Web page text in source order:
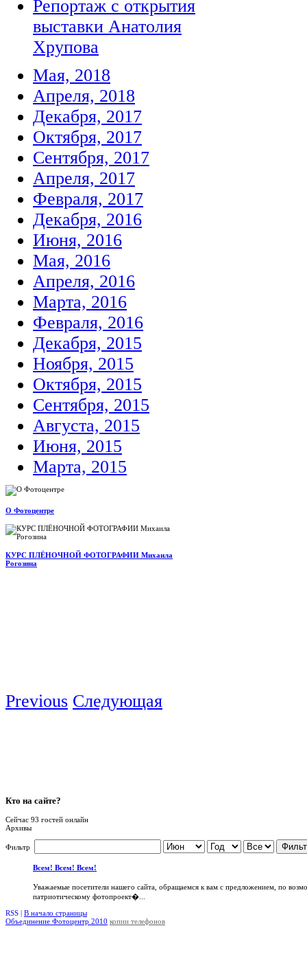
Репортаж с открытия
выставки Анатолия
Хрупова
Мая, 2018
Апреля, 2018
Декабря, 2017
Октября, 2017
Сентября, 2017
Апреля, 2017
Февраля, 2017
Декабря, 2016
Июня, 2016
Мая, 2016
Апреля, 2016
Марта, 2016
Февраля, 2016
Декабря, 2015
Ноября, 2015
Октября, 2015
Сентября, 2015
Августа, 2015
Июня, 2015
Марта, 2015
О Фотоцентре
КУРС ПЛЁНОЧНОЙ ФОТОГРАФИИ Михаила
Рогозина
Previous Следующая
Кто на сайте?
Сейчас 93 гостей онлайн
Архивы
Фильтр
Всем! Всем! Всем!
Уважаемые посетители нашего сайта, обращаемся к вам с предложением, по
патриотическому фотопроект�...
RSS | В начало страницы
Объединение Фотоцентр 2010 копии телефонов